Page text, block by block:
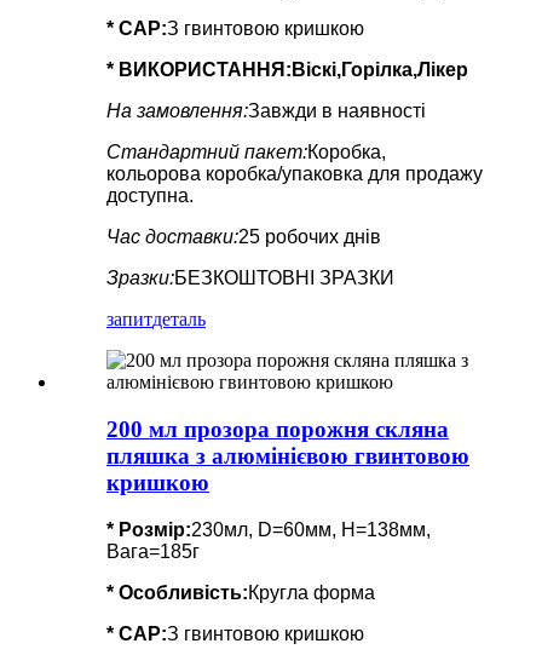
* CAP:З гвинтовою кришкою
* ВИКОРИСТАННЯ: Віскі,Горілка,Лікер
На замовлення:Завжди в наявності
Стандартний пакет:Коробка,
кольорова коробка/упаковка для продажу
доступна.
Час доставки:25 робочих днів
Зразки:БЕЗКОШТОВНІ ЗРАЗКИ
запитдеталь
200 мл прозора порожня скляна
пляшка з алюмінієвою гвинтовою
кришкою
* Розмір:230мл, D=60мм, H=138мм,
Вага=185г
* Особливість:Кругла форма
* CAP:З гвинтовою кришкою